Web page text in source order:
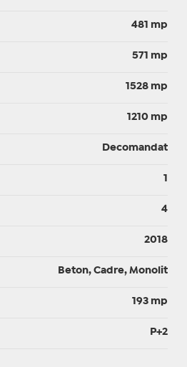
481 mp
571 mp
1528 mp
1210 mp
Decomandat
1
4
2018
Beton, Cadre, Monolit
193 mp
P+2